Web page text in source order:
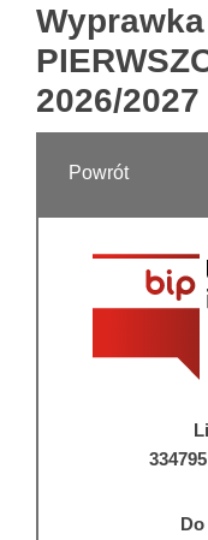
2026/2027
Powrót
334795